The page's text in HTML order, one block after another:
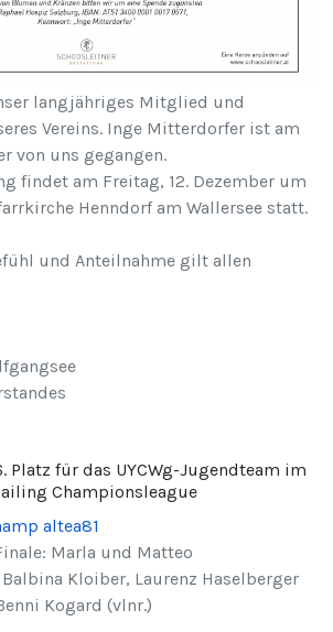
langjähriges Mitglied und
Vereins. Inge Mitterdorfer ist am
von uns gegangen.
findet am Freitag, 12. Dezember um
Henndorf am Wallersee statt.
und Anteilnahme gilt allen
Platz für das UYCWg-Jugendteam im
Championsleague
Marla und Matteo
Kloiber, Laurenz Haselberger
Kogard (vlnr.)